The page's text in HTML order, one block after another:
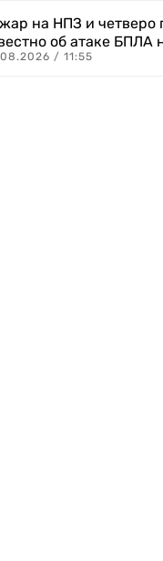
на НПЗ и четверо
об атаке БПЛА
/ 11:55